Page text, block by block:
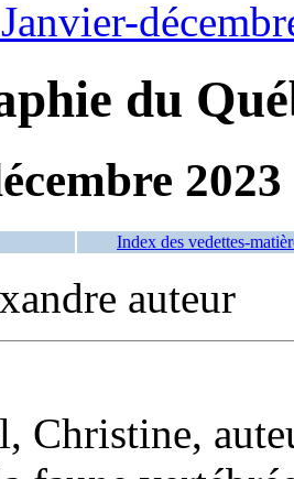
du
2023
Index des vedettes-
auteur
Christine,